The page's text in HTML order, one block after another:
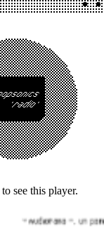
to see this player.